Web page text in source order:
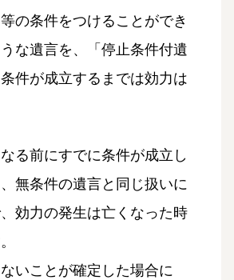
の条件をつけることができ
な遺言を、「停止条件付遺
件が成立するまでは効力は
る前にすでに条件が成立し
無条件の遺言と同じ扱いに
効力の発生は亡くなった時
いことが確定した場合に